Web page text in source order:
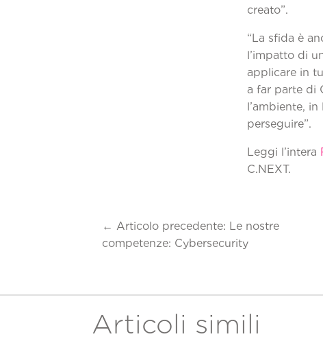
“La sfida è
l’impatto di
applicare in
a far parte di
l’ambiente, in
Leggi l’intera
←Articolo precedente: Le nostre
competenze: Cybersecurity
Articoli simili